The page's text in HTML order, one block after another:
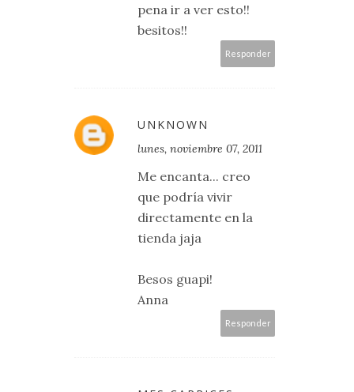
pena ir a ver esto!!
besitos!!
Responder
UNKNOWN
lunes, noviembre 07, 2011
Me encanta... creo
que podría vivir
directamente en la
tienda jaja
Besos guapi!
Anna
Responder